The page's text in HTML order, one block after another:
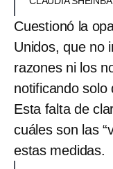
Cuestionó la
Unidos, que no
razones ni los
notificando solo
Esta falta de
cuáles son las
estas medidas.